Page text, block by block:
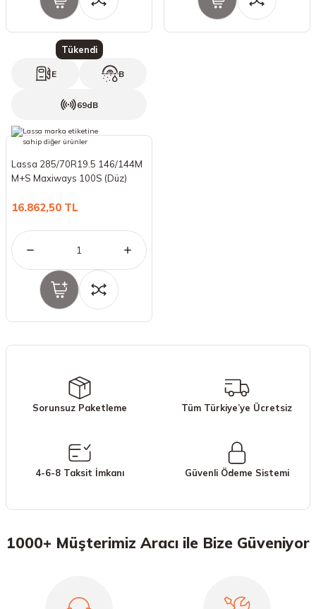
Tükendi
E B
69dB
Lassa 285/70R19.5 146/144M
M+S Maxiways 100S (Düz)
16.862,50 TL
Sorunsuz Paketleme Tüm Türkiye’ye Ücretsiz
4-6-8 Taksit İmkanı Güvenli Ödeme Sistemi
1000+ Müşterimiz Aracı ile Bize Güveniyor